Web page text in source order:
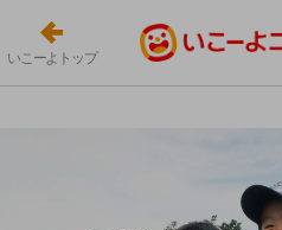
いこーよトップ